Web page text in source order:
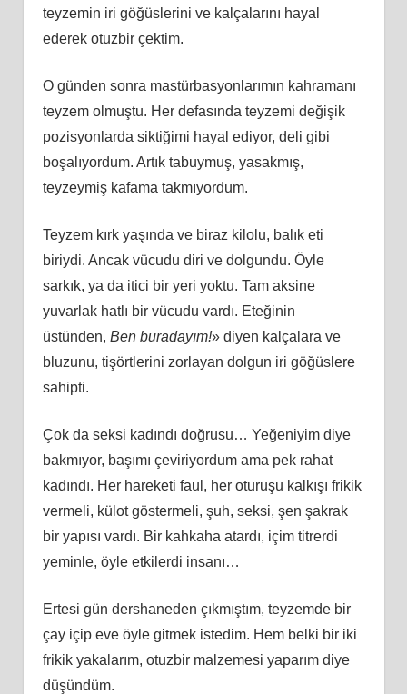
teyzemin iri göğüslerini ve kalçalarını hayal
ederek otuzbir çektim.
O günden sonra mastürbasyonlarımın kahramanı
teyzem olmuştu. Her defasında teyzemi değişik
pozisyonlarda siktiğimi hayal ediyor, deli gibi
boşalıyordum. Artık tabuymuş, yasakmış,
teyzeymiş kafama takmıyordum.
Teyzem kırk yaşında ve biraz kilolu, balık eti
biriydi. Ancak vücudu diri ve dolgundu. Öyle
sarkık, ya da itici bir yeri yoktu. Tam aksine
yuvarlak hatlı bir vücudu vardı. Eteğinin
üstünden, Ben buradayım!» diyen kalçalara ve
bluzunu, tişörtlerini zorlayan dolgun iri göğüslere
sahipti.
Çok da seksi kadındı doğrusu… Yeğeniyim diye
bakmıyor, başımı çeviriyordum ama pek rahat
kadındı. Her hareketi faul, her oturuşu kalkışı frikik
vermeli, külot göstermeli, şuh, seksi, şen şakrak
bir yapısı vardı. Bir kahkaha atardı, içim titrerdi
yeminle, öyle etkilerdi insanı…
Ertesi gün dershaneden çıkmıştım, teyzemde bir
çay içip eve öyle gitmek istedim. Hem belki bir iki
frikik yakalarım, otuzbir malzemesi yaparım diye
düşündüm.